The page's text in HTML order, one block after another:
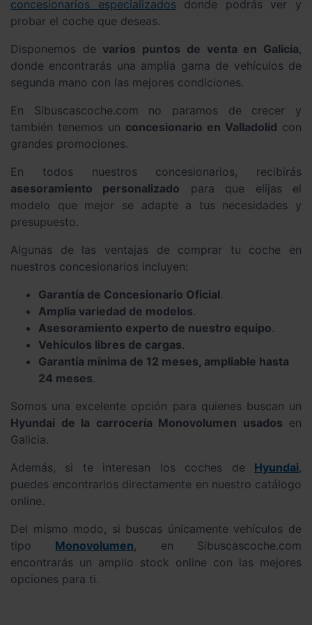
concesionarios especializadosdonde podrás ver y
probar el coche que deseas.
Disponemos de varios puntos de venta en Galicia,
donde encontrarás una amplia gama de vehículos de
segunda mano con las mejores condiciones.
En Sibuscascoche.com no paramos de crecer y
también tenemos un concesionario en Valladolid con
grandes promociones.
En todos nuestros concesionarios, recibirás
asesoramiento personalizado para que elijas el
modelo que mejor se adapte a tus necesidades y
presupuesto.
Algunas de las ventajas de comprar tu coche en
nuestros concesionarios incluyen:
Garantía de Concesionario Oficial.
Amplia variedad de modelos.
Asesoramiento experto de nuestro equipo.
Vehículos libres de cargas.
Garantía mínima de 12 meses, ampliable hasta
24 meses.
Somos una excelente opción para quienes buscan un
Hyundai de la carrocería Monovolumen usados en
Galicia.
Además, si te interesan los coches de Hyundai,
puedes encontrarlos directamente en nuestro catálogo
online.
Del mismo modo, si buscas únicamente vehículos de
tipo Monovolumen, en Sibuscascoche.com
encontrarás un amplio stock online con las mejores
opciones para ti.